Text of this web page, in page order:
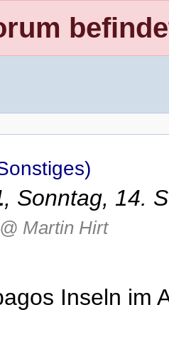
, Sonntag, 14.
@ Martin Hirt
Inseln im